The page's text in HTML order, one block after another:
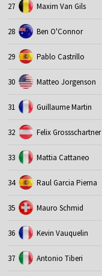
27 Maxim Van Gils
28 Ben O'Connor
29 Pablo Castrillo
30 Matteo Jorgenson
31 Guillaume Martin
32 Felix Grossschartner
33 Mattia Cattaneo
34 Raul Garcia Pierna
35 Mauro Schmid
36 Kevin Vauquelin
37 Antonio Tiberi